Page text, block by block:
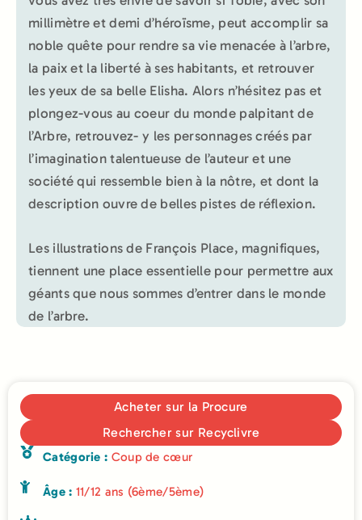
millimètre et demi d’héroïsme, peut accomplir sa
noble quête pour rendre sa vie menacée à l’arbre,
la paix et la liberté à ses habitants, et retrouver
les yeux de sa belle Elisha. Alors n’hésitez pas et
plongez-vous au coeur du monde palpitant de
l’Arbre, retrouvez- y les personnages créés par
l’imagination talentueuse de l’auteur et une
société qui ressemble bien à la nôtre, et dont la
description ouvre de belles pistes de réflexion.
Les illustrations de François Place, magnifiques,
tiennent une place essentielle pour permettre aux
géants que nous sommes d’entrer dans le monde
de l’arbre.
Acheter sur la Procure
Rechercher sur Recyclivre
Catégorie : Coup de cœur
Âge : 11/12 ans (6ème/5ème)